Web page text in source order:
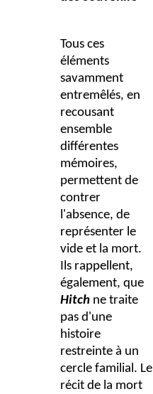
Tous ces
éléments
savamment
entremêlés, en
recousant
ensemble
différentes
mémoires,
permettent de
contrer
l'absence, de
représenter le
vide et la mort.
Ils rappellent,
également, que
Hitch ne traite
pas d'une
histoire
restreinte à un
cercle familial. Le
récit de la mort